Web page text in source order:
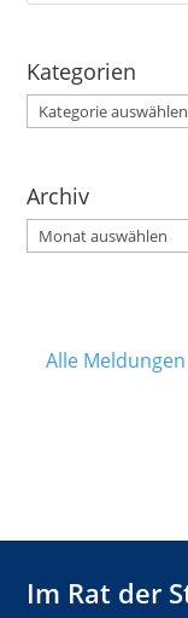
Kategorien
Kategorien
Archiv
Archiv
Alle Meldungen
Im Rat der